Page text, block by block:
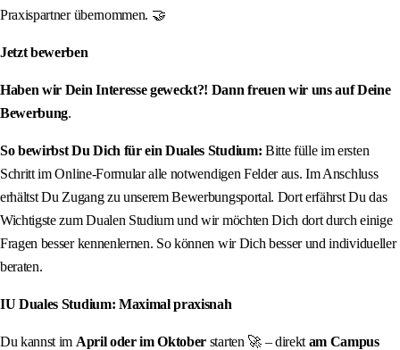
Praxispartner übernommen. 🤝
Jetzt bewerben
Haben wir Dein Interesse geweckt?! Dann freuen wir uns auf Deine
Bewerbung.
So bewirbst Du Dich für ein Duales Studium: Bitte fülle im ersten
Schritt im Online-Formular alle notwendigen Felder aus. Im Anschluss
erhältst Du Zugang zu unserem Bewerbungsportal. Dort erfährst Du das
Wichtigste zum Dualen Studium und wir möchten Dich dort durch einige
Fragen besser kennenlernen. So können wir Dich besser und individueller
beraten.
IU Duales Studium: Maximal praxisnah
Du kannst im April oder im Oktober starten 🚀 – direkt am Campus